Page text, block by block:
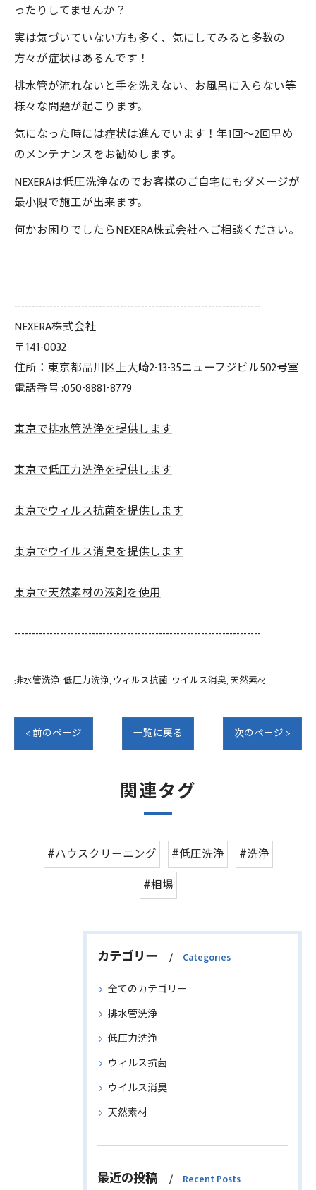
ったりしてませんか？
実は気づいていない方も多く、気にしてみると多数の
方々が症状はあるんです！
排水管が流れないと手を洗えない、お風呂に入らない等
様々な問題が起こります。
気になった時には症状は進んでいます！年1回〜2回早め
のメンテナンスをお勧めします。
NEXERAは低圧洗浄なのでお客様のご自宅にもダメージが
最小限で施工が出来ます。
何かお困りでしたらNEXERA株式会社へご相談ください。
----------------------------------------------------------------------
NEXERA株式会社
〒141-0032
住所：東京都品川区上大崎2-13-35ニューフジビル502号室
電話番号 :050-8881-8779
東京で排水管洗浄を提供します
東京で低圧力洗浄を提供します
東京でウィルス抗菌を提供します
東京でウイルス消臭を提供します
東京で天然素材の液剤を使用
----------------------------------------------------------------------
排水管洗浄 低圧力洗浄 ウィルス抗菌 ウイルス消臭 天然素材
< 前のページ 一覧に戻る 次のページ >
関連タグ
#ハウスクリーニング #低圧洗浄
#洗浄
#相場
カテゴリー Categories
全てのカテゴリー
排水管洗浄
低圧力洗浄
ウィルス抗菌
ウイルス消臭
天然素材
最近の投稿 Recent Posts